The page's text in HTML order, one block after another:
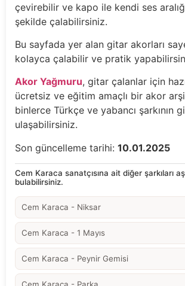
çevirebilir ve kapo ile kendi ses
şekilde çalabilirsiniz.
Bu sayfada yer alan gitar akorları
kolayca çalabilir ve pratik
Akor Yağmuru, gitar çalanlar için
ücretsiz ve eğitim amaçlı bir akor
binlerce Türkçe ve yabancı şarkının
ulaşabilirsiniz.
Son güncelleme tarihi: 10.01.2025
Cem Karaca sanatçısına ait diğer şarkıları
bulabilirsiniz.
Cem Karaca - Niksar
Cem Karaca - 1 Mayıs
Cem Karaca - Peynir Gemisi